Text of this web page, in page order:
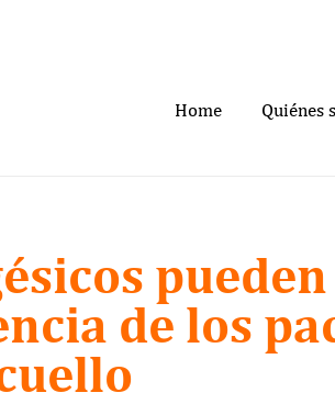
Home Quiénes
de los